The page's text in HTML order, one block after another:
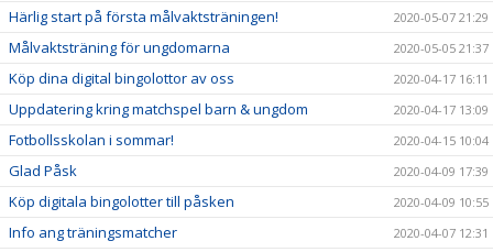
Härlig start på första målvaktsträningen! 2020-05-07 21:29
Målvaktsträning för ungdomarna 2020-05-05 21:37
Köp dina digital bingolottor av oss 2020-04-17 16:11
Uppdatering kring matchspel barn & ungdom 2020-04-17 13:09
Fotbollsskolan i sommar! 2020-04-15 10:04
Glad Påsk 2020-04-09 17:39
Köp digitala bingolotter till påsken 2020-04-09 10:55
Info ang träningsmatcher 2020-04-07 12:31